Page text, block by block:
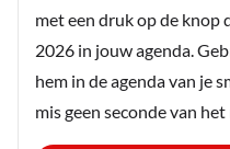
met een druk op de knop
2026 in jouw agenda.
hem in de agenda van je
mis geen seconde van